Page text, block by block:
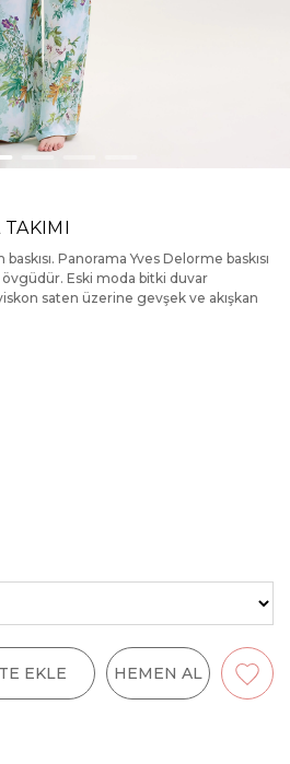
TAKIMI
Panorama Yves Delorme baskısı
Eski moda bitki duvar
saten üzerine gevşek ve akışkan